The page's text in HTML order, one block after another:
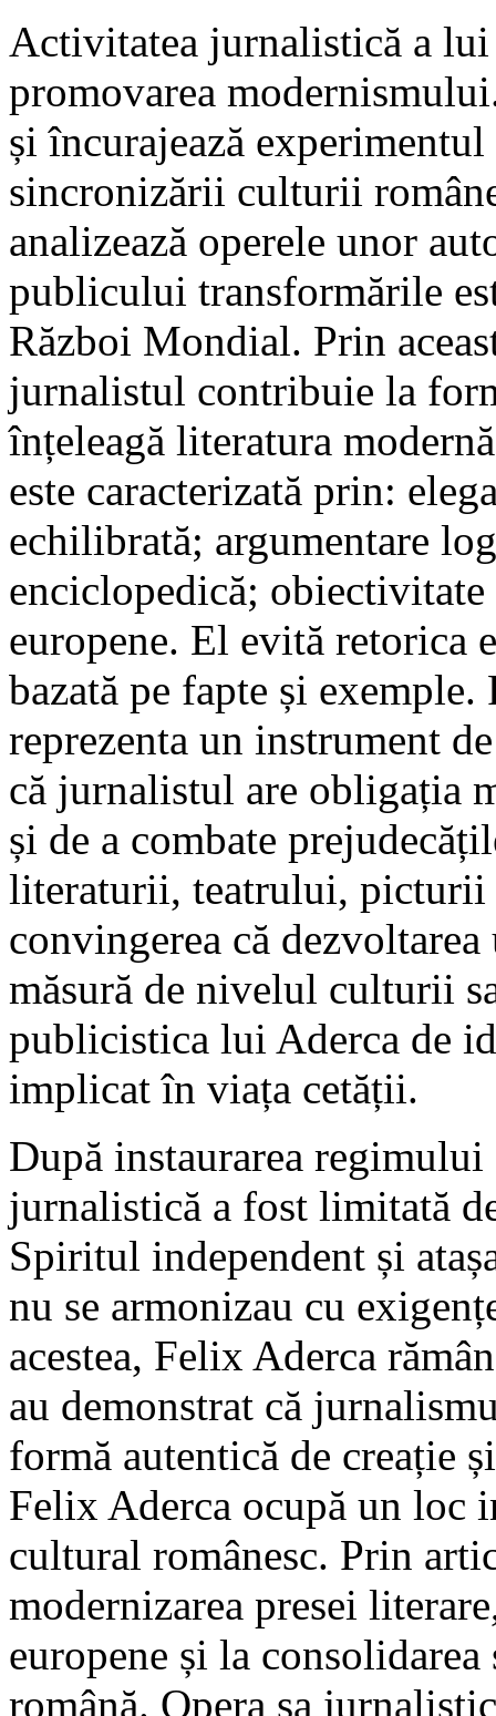
Activitatea jurnalistică a lui
promovarea
și încurajează
sincronizării culturii
analizează operele unor
publicului transformările
Război Mondial. Prin
jurnalistul contribuie la
înțeleagă literatura
este caracterizată prin:
echilibrată; argumentare
enciclopedică;
europene. El evită retorica
bazată pe fapte și
reprezenta un instrument
că jurnalistul are obligația
și de a combate
literaturii, teatrului, picturii
convingerea că
măsură de nivelul culturii
publicistica lui Aderca de
implicat în viața cetății.
După instaurarea
jurnalistică a fost limitată
Spiritul independent și
nu se armonizau cu
acestea, Felix Aderca
au demonstrat că
formă autentică de creație
Felix Aderca ocupă un
cultural românesc. Prin
modernizarea presei
europene și la
română. Opera sa